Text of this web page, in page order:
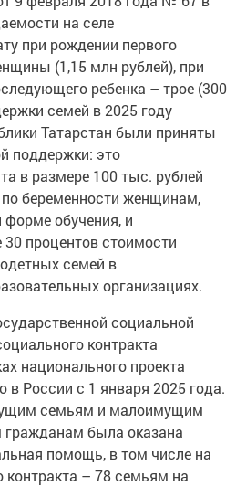
на селе
при рождении первого
(1,15 млн рублей), при
ребенка – трое (300
семей в 2025 году
Татарстан были приняты
поддержки: это
в размере 100 тыс. рублей
по беременности женщинам,
обучения, и
процентов стоимости
семей в
организациях.
социальной
контракта
национального проекта
в России с 1 января 2025 года.
семьям и малоимущим
была оказана
помощь, в том числе на
контракта – 78 семьям на